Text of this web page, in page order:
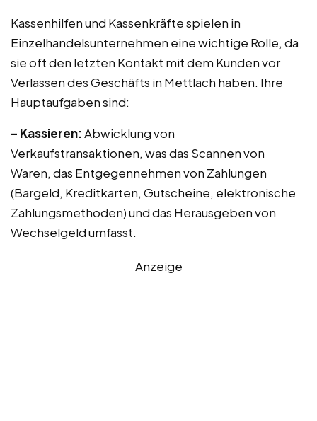
Kassenhilfen und Kassenkräfte spielen in
Einzelhandelsunternehmen eine wichtige Rolle, da
sie oft den letzten Kontakt mit dem Kunden vor
Verlassen des Geschäfts in Mettlach haben. Ihre
Hauptaufgaben sind:
– Kassieren:Abwicklung von
Verkaufstransaktionen, was das Scannen von
Waren, das Entgegennehmen von Zahlungen
(Bargeld, Kreditkarten, Gutscheine, elektronische
Zahlungsmethoden) und das Herausgeben von
Wechselgeld umfasst.
Anzeige